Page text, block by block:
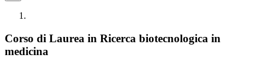
Corso di Laurea in Ricerca biotecnologica in
medicina